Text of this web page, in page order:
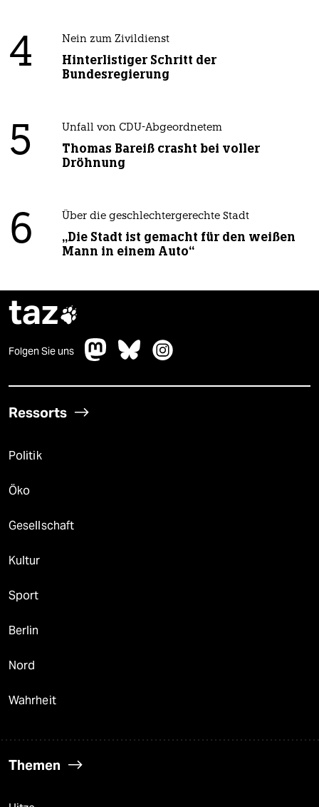
4 Nein zum Zivildienst
Hinterlistiger Schritt der
Bundesregierung
5 Unfall von CDU-Abgeordnetem
Thomas Bareiß crasht bei voller
Dröhnung
6 Über die geschlechtergerechte Stadt
„Die Stadt ist gemacht für den weißen
Mann in einem Auto“
taz
Folgen Sie uns
Ressorts
Politik
Öko
Gesellschaft
Kultur
Sport
Berlin
Nord
Wahrheit
Themen